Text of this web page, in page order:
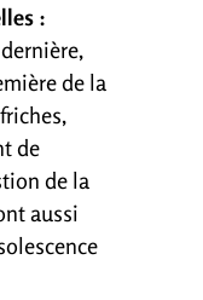
:
de la
de
de la
aussi